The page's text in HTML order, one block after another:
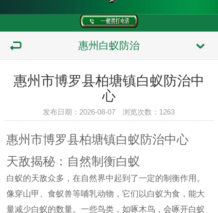
惠州白蚁防治
惠州市博罗县柏塘镇白蚁防治中
心
发布日期：2026-08-07 浏览次数： 1263
惠州市博罗县柏塘镇白蚁防治中心
天敌揭秘：自然制衡白蚁
白蚁的天敌众多，在自然界中起到了一定的制衡作用。
像穿山甲、食蚁兽等哺乳动物，它们以白蚁为食，能大
量减少白蚁的数量。一些鸟类，如啄木鸟，会啄开白蚁